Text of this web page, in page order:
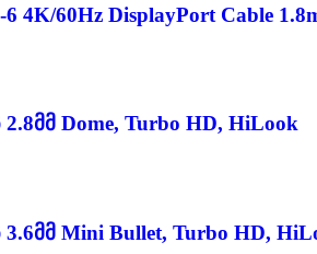
4K/60Hz DisplayPort Cable
Dome, Turbo HD, HiLook
Mini Bullet, Turbo HD,